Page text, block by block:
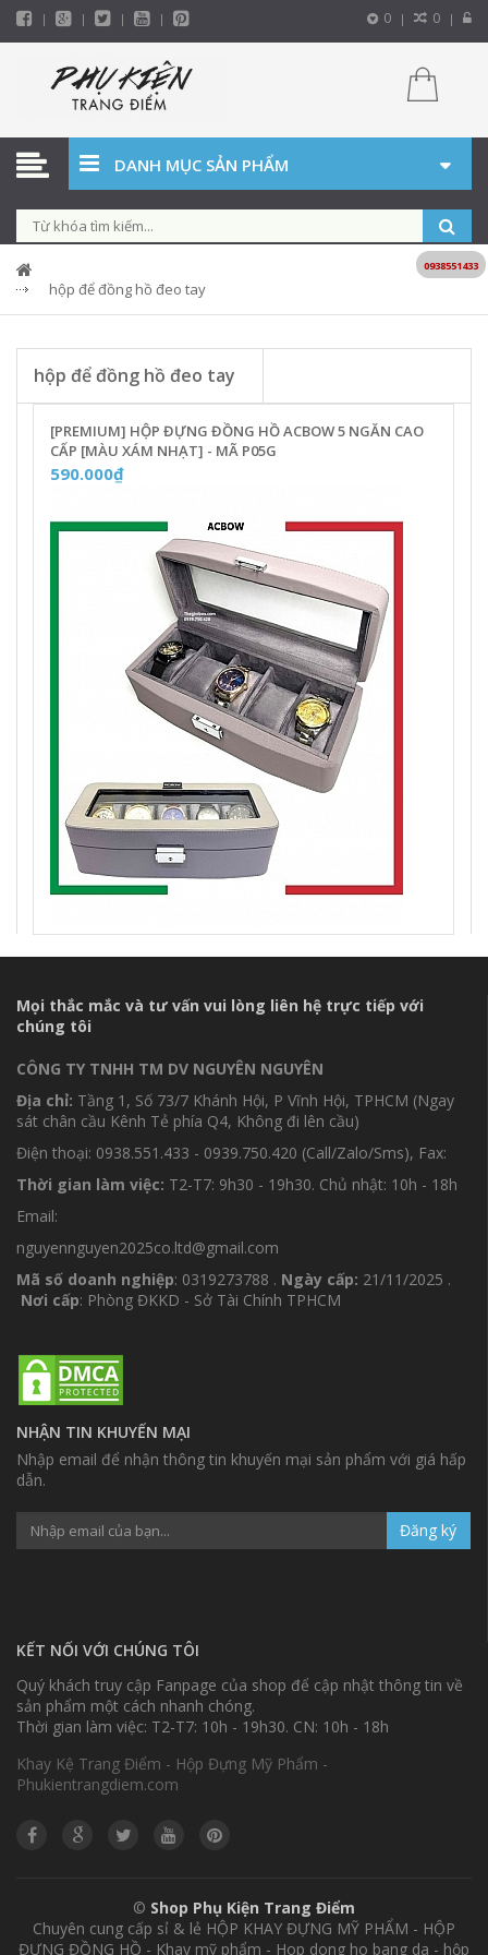
0 0
DANH MỤC SẢN PHẨM
hộp để đồng hồ đeo tay
hộp để đồng hồ đeo tay
[PREMIUM] HỘP ĐỰNG ĐỒNG HỒ ACBOW 5 NGĂN CAO
CẤP [MÀU XÁM NHẠT] - MÃ P05G
590.000₫
Mọi thắc mắc và tư vấn vui lòng liên hệ trực tiếp với
chúng tôi
CÔNG TY TNHH TM DV NGUYÊN NGUYÊN
Địa chỉ: Tầng 1, Số 73/7 Khánh Hội, P Vĩnh Hội, TPHCM (Ngay
sát chân cầu Kênh Tẻ phía Q4, Không đi lên cầu)
Điện thoại: 0938.551.433 - 0939.750.420 (Call/Zalo/Sms), Fax:
Thời gian làm việc: T2-T7: 9h30 - 19h30. Chủ nhật: 10h - 18h
Email:
nguyennguyen2025co.ltd@gmail.com
Mã số doanh nghiệp: 0319273788 . Ngày cấp: 21/11/2025 .
Nơi cấp: Phòng ĐKKD - Sở Tài Chính TPHCM
NHẬN TIN KHUYẾN MẠI
Nhập email để nhận thông tin khuyến mại sản phẩm với giá hấp
dẫn.
Đăng ký
KẾT NỐI VỚI CHÚNG TÔI
Quý khách truy cập Fanpage của shop để cập nhật thông tin về
sản phẩm một cách nhanh chóng.
Thời gian làm việc: T2-T7: 10h - 19h30. CN: 10h - 18h
Khay Kệ Trang Điểm - Hộp Đựng Mỹ Phẩm -
Phukientrangdiem.com
© Shop Phụ Kiện Trang Điểm
Chuyên cung cấp sỉ & lẻ HỘP KHAY ĐỰNG MỸ PHẨM - HỘP
ĐỰNG ĐỒNG HỒ - Khay mỹ phẩm - Hop dong ho bang da - hộp
0938551433